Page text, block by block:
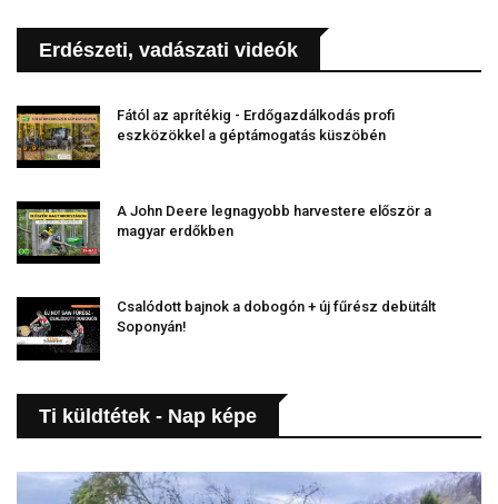
Erdészeti, vadászati videók
Fától az aprítékig - Erdőgazdálkodás profi
eszközökkel a géptámogatás küszöbén
A John Deere legnagyobb harvestere először a
magyar erdőkben
Csalódott bajnok a dobogón + új fűrész debütált
Soponyán!
Ti küldtétek - Nap képe